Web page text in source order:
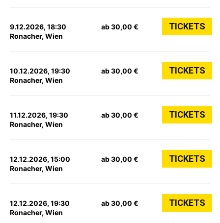
9.12.2026, 18:30
Ronacher, Wien
ab 30,00 € TICKETS
10.12.2026, 19:30
Ronacher, Wien
ab 30,00 € TICKETS
11.12.2026, 19:30
Ronacher, Wien
ab 30,00 € TICKETS
12.12.2026, 15:00
Ronacher, Wien
ab 30,00 € TICKETS
12.12.2026, 19:30
Ronacher, Wien
ab 30,00 € TICKETS